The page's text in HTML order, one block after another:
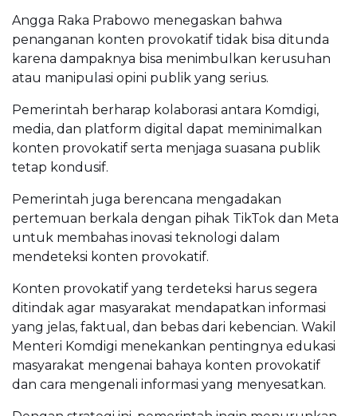
Angga Raka Prabowo menegaskan bahwa
penanganan konten provokatif tidak bisa ditunda
karena dampaknya bisa menimbulkan kerusuhan
atau manipulasi opini publik yang serius.
Pemerintah berharap kolaborasi antara Komdigi,
media, dan platform digital dapat meminimalkan
konten provokatif serta menjaga suasana publik
tetap kondusif.
Pemerintah juga berencana mengadakan
pertemuan berkala dengan pihak TikTok dan Meta
untuk membahas inovasi teknologi dalam
mendeteksi konten provokatif.
Konten provokatif yang terdeteksi harus segera
ditindak agar masyarakat mendapatkan informasi
yang jelas, faktual, dan bebas dari kebencian. Wakil
Menteri Komdigi menekankan pentingnya edukasi
masyarakat mengenai bahaya konten provokatif
dan cara mengenali informasi yang menyesatkan.